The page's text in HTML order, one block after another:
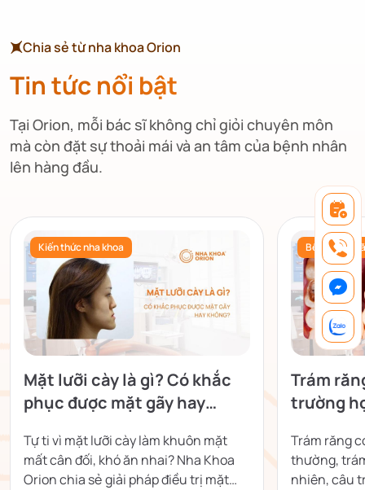
Chia sẻ từ nha khoa Orion
Tin tức nổi bật
Tại Orion, mỗi bác sĩ không chỉ giỏi chuyên môn
mà còn đặt sự thoải mái và an tâm của bệnh nhân
lên hàng đầu.
Kiến thức nha khoa
Mặt lưỡi cày là gì? Có khắc
phục được mặt gãy hay
Tự ti vì mặt lưỡi cày làm khuôn mặt
mất cân đối, khó ăn nhai? Nha Khoa
Orion chia sẻ giải pháp điều trị mặt
Bệnh lý &
Trám
trường
Trám răng
thường,
nhiên, câu